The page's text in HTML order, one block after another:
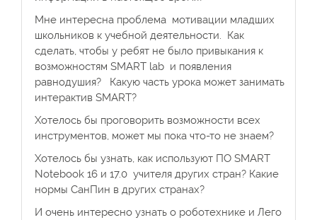
Мне интересна проблема мотивации младших
школьников к учебной деятельности. Как
сделать, чтобы у ребят не было привыкания к
возможностям SMART lab и появления
равнодушия? Какую часть урока может занимать
интерактив SMART?
Хотелось бы проговорить возможности всех
инструментов, может мы пока что-то не знаем?
Хотелось бы узнать, как используют ПО SMART
Notebook 16 и 17.0 учителя других стран? Какие
нормы СанПин в других странах?
И очень интересно узнать о роботехнике и Лего